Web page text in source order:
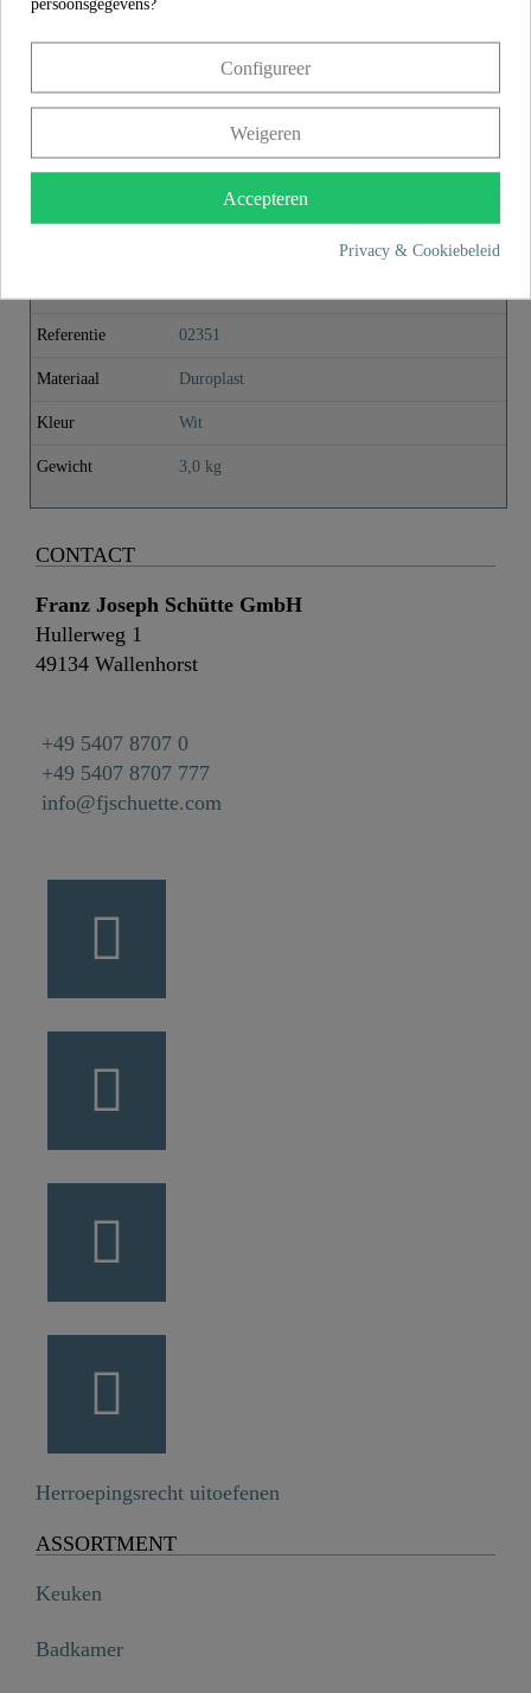
Materiaal Duroplast
Kleur Wit
Gewicht 3,0 Kg
Product images
Deksel met zitting, bijv. voor 92100 -
Referentie 02351
Materiaal Duroplast
Kleur Wit
Gewicht 3,0 kg
CONTACT
Franz Joseph Schütte GmbH
Hullerweg 1
49134 Wallenhorst
+49 5407 8707 0
+49 5407 8707 777
info@fjschuette.com
Herroepingsrecht uitoefenen
ASSORTMENT
Keuken
Badkamer
Configureer
Weigeren
Accepteren
Privacy & Cookiebeleid